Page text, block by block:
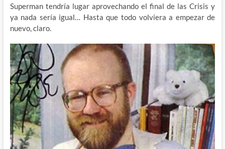
Superman tendría lugar aprovechando el final de las Crisis y
ya nada sería igual… Hasta que todo volviera a empezar de
nuevo, claro.